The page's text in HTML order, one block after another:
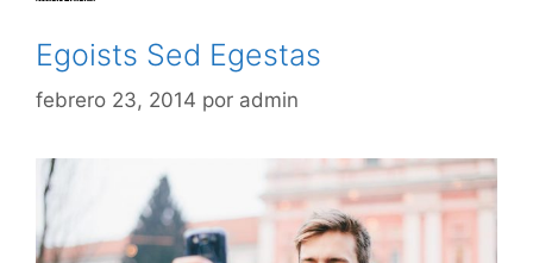
Egoists Sed Egestas
febrero 23, 2014 por admin